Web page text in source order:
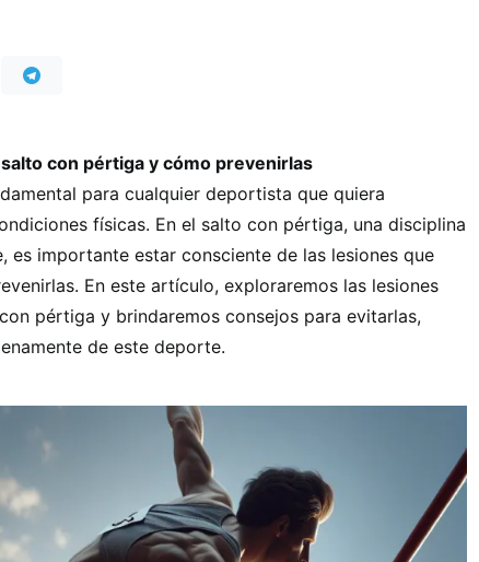
con pértiga y cómo prevenirlas
para cualquier deportista que quiera
físicas. En el salto con pértiga, una disciplina
es importante estar consciente de las lesiones que
En este artículo, exploraremos las lesiones
pértiga y brindaremos consejos para evitarlas,
de este deporte.